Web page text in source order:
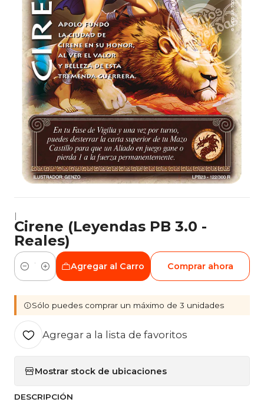
|
Cirene (Leyendas PB 3.0 -
Reales)
Cantidad
Agregar al Carro Comprar ahora
Sólo puedes comprar un máximo de 3 unidades
Agregar a la lista de favoritos
Mostrar stock de ubicaciones
DESCRIPCIÓN